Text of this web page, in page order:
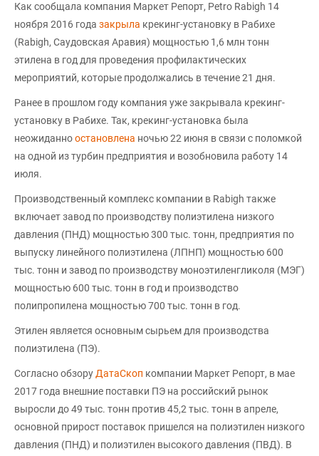
Как сообщала компания Маркет Репорт, Petro Rabigh 14
ноября 2016 года закрыла крекинг-установку в Рабихе
(Rabigh, Саудовская Аравия) мощностью 1,6 млн тонн
этилена в год для проведения профилактических
мероприятий, которые продолжались в течение 21 дня.
Ранее в прошлом году компания уже закрывала крекинг-
установку в Рабихе. Так, крекинг-установка была
неожиданноостановлена ночью 22 июня в связи с поломкой
на одной из турбин предприятия и возобновила работу 14
июля.
Производственный комплекс компании в Rabigh также
включает завод по производству полиэтилена низкого
давления (ПНД) мощностью 300 тыс. тонн, предприятия по
выпуску линейного полиэтилена (ЛПНП) мощностью 600
тыс. тонн и завод по производству моноэтиленгликоля (МЭГ)
мощностью 600 тыс. тонн в год и производство
полипропилена мощностью 700 тыс. тонн в год.
Этилен является основным сырьем для производства
полиэтилена (ПЭ).
Согласно обзору ДатаСкоп компании Маркет Репорт, в мае
2017 года внешние поставки ПЭ на российский рынок
выросли до 49 тыс. тонн против 45,2 тыс. тонн в апреле,
основной прирост поставок пришелся на полиэтилен низкого
давления (ПНД) и полиэтилен высокого давления (ПВД). В